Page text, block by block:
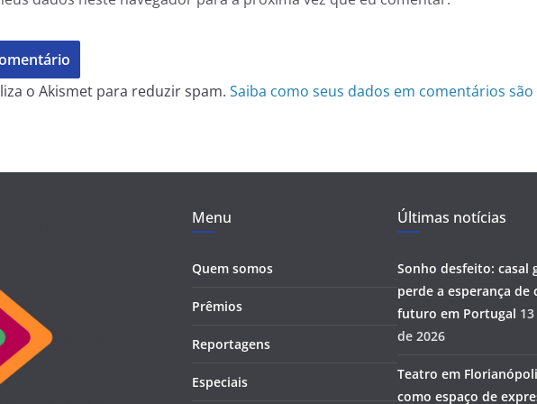
o Akismet para reduzir spam. Saiba como seus dados em comentários
Menu
Quem somos
Prêmios
Reportagens
Especiais
Últimas notícias
Sonho desfeito: casal
perde a esperança
futuro em Portugal
de 2026
Teatro em
como espaço de